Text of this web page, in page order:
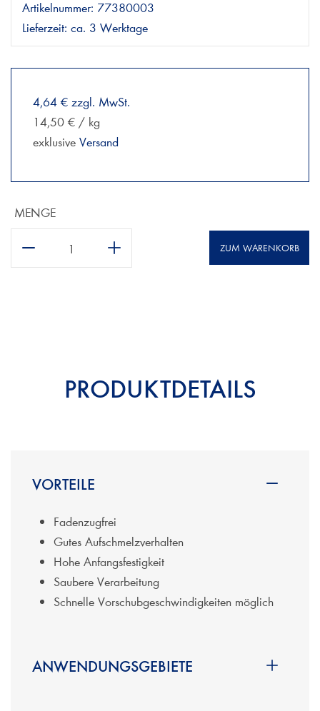
Artikelnummer: 77380003
Lieferzeit: ca. 3 Werktage
4,64 € zzgl. MwSt.
14,50 € / kg
exklusive Versand
MENGE
ZUM WARENKORB
PRODUKTDETAILS
VORTEILE
Fadenzugfrei
Gutes Aufschmelzverhalten
Hohe Anfangsfestigkeit
Saubere Verarbeitung
Schnelle Vorschubgeschwindigkeiten möglich
ANWENDUNGSGEBIETE